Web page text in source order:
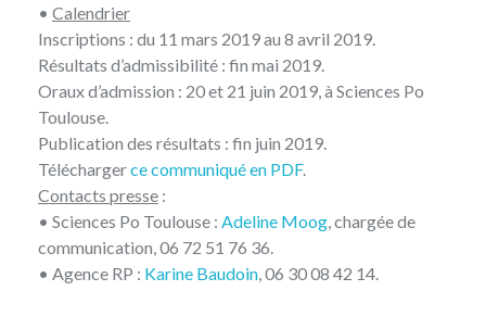
• Calendrier
Inscriptions : du 11 mars 2019 au 8 avril 2019.
Résultats d’admissibilité : fin mai 2019.
Oraux d’admission : 20 et 21 juin 2019, à Sciences Po
Toulouse.
Publication des résultats : fin juin 2019.
Téléchargerce communiqué en PDF.
Contacts presse :
• Sciences Po Toulouse : Adeline Moog, chargée de
communication, 06 72 51 76 36.
• Agence RP : Karine Baudoin, 06 30 08 42 14.